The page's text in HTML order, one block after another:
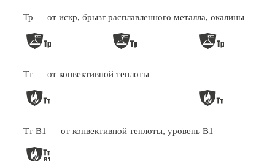
Тр — от искр, брызг расплавленного металла, окалины
Тт — от конвективной теплоты
Тт В1 — от конвективной теплоты, уровень В1